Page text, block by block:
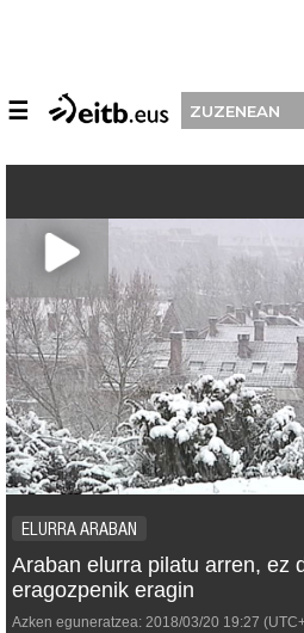
☰ ZUZENEAN
ELURRA ARABAN
Araban elurra pilatu arren, ez
eragozpenik eragin
Azken eguneratzea: 2018/03/20 19:27